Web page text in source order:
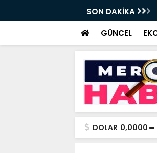
SON DAKİKA
Tırpan görevinden ayrıldı - Videolu
GÜNCEL
DOLAR 0,0000